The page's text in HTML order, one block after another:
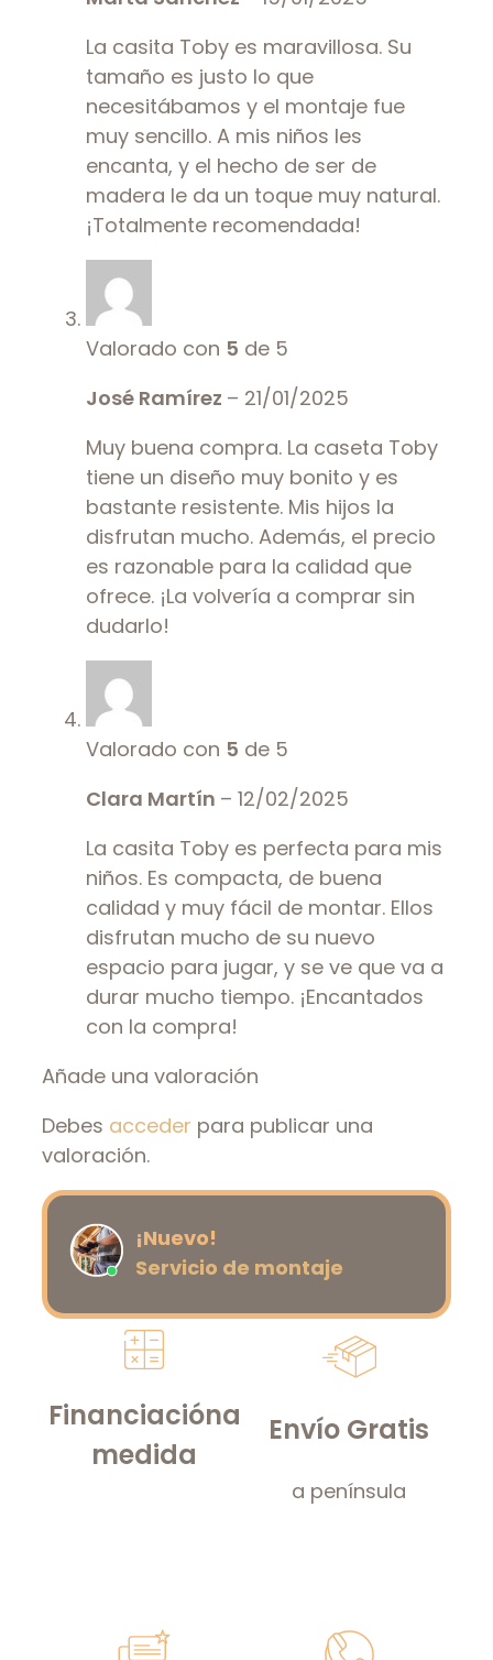
La casita Toby es maravillosa. Su
tamaño es justo lo que
necesitábamos y el montaje fue
muy sencillo. A mis niños les
encanta, y el hecho de ser de
madera le da un toque muy natural.
¡Totalmente recomendada!
Valorado con 5 de 5
José Ramírez – 21/01/2025
Muy buena compra. La caseta Toby
tiene un diseño muy bonito y es
bastante resistente. Mis hijos la
disfrutan mucho. Además, el precio
es razonable para la calidad que
ofrece. ¡La volvería a comprar sin
dudarlo!
Valorado con 5 de 5
Clara Martín – 12/02/2025
La casita Toby es perfecta para mis
niños. Es compacta, de buena
calidad y muy fácil de montar. Ellos
disfrutan mucho de su nuevo
espacio para jugar, y se ve que va a
durar mucho tiempo. ¡Encantados
con la compra!
Añade una valoración
Debes acceder para publicar una
valoración.
¡Nuevo!
Servicio de montaje
Financiacióna
medida
Envío Gratis
a península